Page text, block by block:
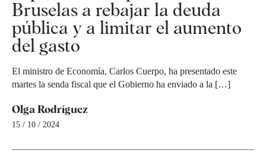
Bruselas a rebajar la deuda
pública y a limitar el aumento
del gasto
El ministro de Economía, Carlos Cuerpo, ha presentado este
martes la senda fiscal que el Gobierno ha enviado a la […]
Olga Rodríguez
15 / 10 / 2024